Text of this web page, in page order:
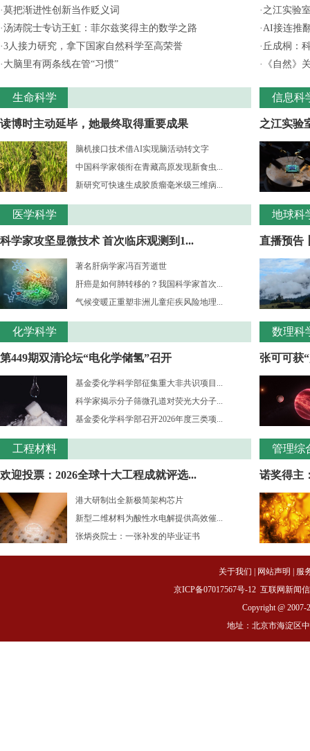
·莫把渐进性创新当作贬义词
·汤涛院士专访王虹：菲尔兹奖得主的数学之路
·3人接力研究，拿下国家自然科学至高荣誉
· 大脑里有两条线在管“习惯”
生命科学
读博时主动延毕，她最终取得重要成果
脑机接口技术借AI实现脑活动转文字
中国科学家领衔在青藏高原发现新食虫...
新研究可快速生成胶质瘤毫米级三维病...
医学科学
科学家攻坚显微技术 首次临床观测到1...
著名肝病学家冯百芳逝世
肝癌是如何肺转移的？我国科学家首次...
气候变暖正重塑非洲儿童疟疾风险地理...
化学科学
第449期双清论坛“电化学储氢”召开
基金委化学科学部征集重大非共识项目...
科学家揭示分子筛微孔道对荧光大分子...
基金委化学科学部召开2026年度三类项...
工程材料
欢迎投票：2026全球十大工程成就评选...
港大研制出全新极简架构芯片
新型二维材料为酸性水电解提供高效催...
张炳炎院士：一张补发的毕业证书
· 之江实验
·AI接连推
· 丘成桐：
·
《自然》
信息科
之江实验
地球科
直播预告
数理科
张可可获
管理综
诺奖得主
关于我们 网站声明
服
京ICP备07017567号-12 互联网新闻
Copyright @ 2007-
地址：北京市海淀区